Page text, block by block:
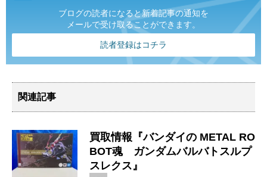
ブログの読者になると新着記事の通知を
メールで受け取ることができます。
読者登録はコチラ
関連記事
買取情報『バンダイの METAL ​RO
BOT魂 ガンダムバルバトスルプ
スレクス』